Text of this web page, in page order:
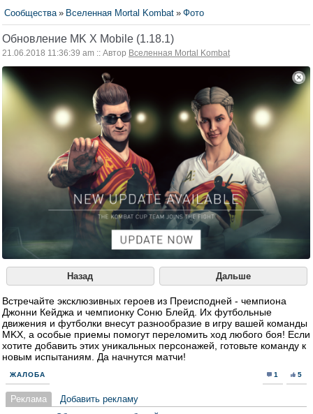
Сообщества » Вселенная Mortal Kombat » Фото
Обновление MK X Mobile (1.18.1)
21.06.2018 11:36:39 am :: Автор Вселенная Mortal Kombat
Назад Дальше
Встречайте эксклюзивных героев из Преисподней - чемпиона
Джонни Кейджа и чемпионку Соню Блейд. Их футбольные
движения и футболки внесут разнообразие в игру вашей команды
MKX, а особые приемы помогут переломить ход любого боя! Если
хотите добавить этих уникальных персонажей, готовьте команду к
новым испытаниям. Да начнутся матчи!
ЖАЛОБА 1 5
Реклама Добавить рекламу